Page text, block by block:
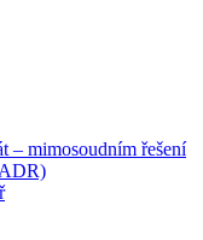
– mimosoudním řešení